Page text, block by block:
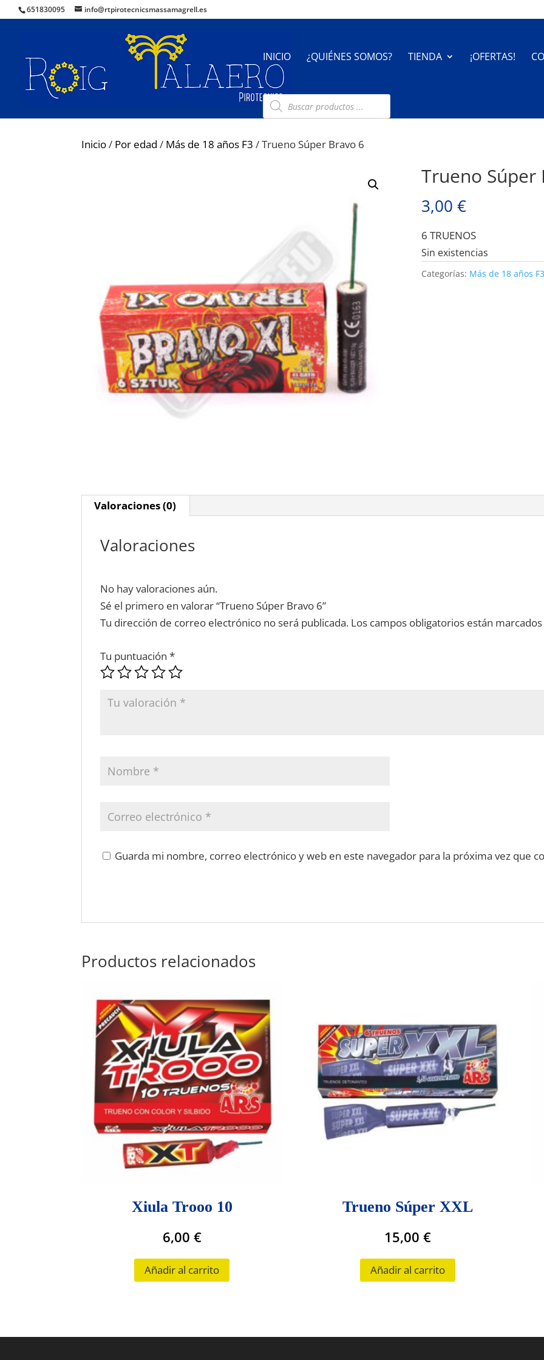
651830095 info@rtpirotecnicsmassamagrell.es
INICIO ¿QUIÉNES SOMOS? TIENDA ¡OFERTAS!
Búsqueda
de
productos
Inicio/ Por edad / Más de 18 años F3 / Trueno Súper Bravo 6
Trueno Súper
3,00 €
6 TRUENOS
Sin existencias
Categorías: Más de 18 años F3
Valoraciones (0)
Valoraciones
No hay valoraciones aún.
Sé el primero en valorar “Trueno Súper Bravo 6”
Tu dirección de correo electrónico no será publicada. Los campos obligatorios están
Tu puntuación*
Guarda mi nombre, correo electrónico y web en este navegador para la próxima vez que
Productos relacionados
Xiula Trooo 10
6,00 €
Añadir al carrito
Trueno Súper XXL
15,00 €
Añadir al carrito